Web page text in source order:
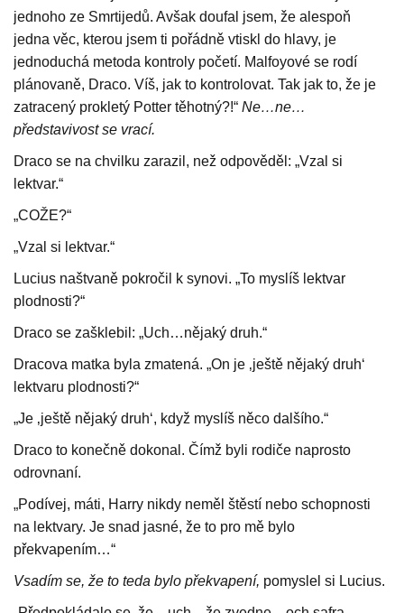
jednoho ze Smrtijedů. Avšak doufal jsem, že alespoň
jedna věc, kterou jsem ti pořádně vtiskl do hlavy, je
jednoduchá metoda kontroly početí. Malfoyové se rodí
plánovaně, Draco. Víš, jak to kontrolovat. Tak jak to, že je
zatracený prokletý Potter těhotný?!“ Ne…ne…
představivost se vrací.
Draco se na chvilku zarazil, než odpověděl: „Vzal si
lektvar.“
„COŽE?“
„Vzal si lektvar.“
Lucius naštvaně pokročil k synovi. „To myslíš lektvar
plodnosti?“
Draco se zašklebil: „Uch…nějaký druh.“
Dracova matka byla zmatená. „On je ‚ještě nějaký druh‘
lektvaru plodnosti?“
„Je ‚ještě nějaký druh‘, když myslíš něco dalšího.“
Draco to konečně dokonal. Čímž byli rodiče naprosto
odrovnaní.
„Podívej, máti, Harry nikdy neměl štěstí nebo schopnosti
na lektvary. Je snad jasné, že to pro mě bylo
překvapením…“
Vsadím se, že to teda bylo překvapení, pomyslel si Lucius.